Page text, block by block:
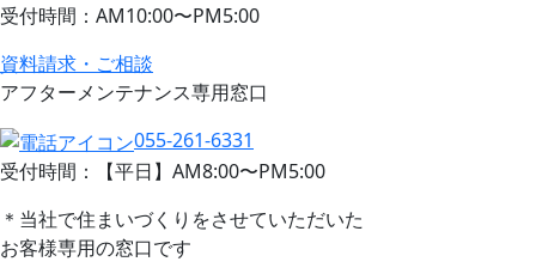
受付時間：AM10:00〜PM5:00
資料請求・ご相談
アフターメンテナンス専用窓口
055-261-6331
受付時間：【平日】AM8:00〜PM5:00
＊当社で住まいづくりをさせていただいた
お客様専用の窓口です